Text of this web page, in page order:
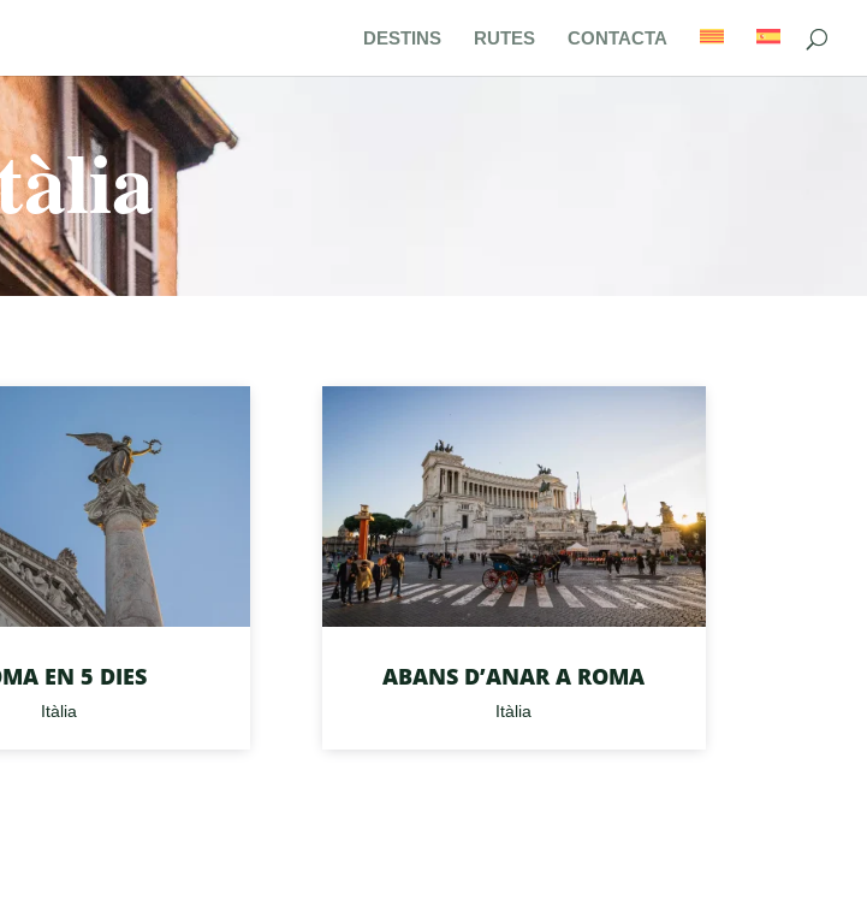
DESTINS RUTES CONTACTA
EN 5 DIES
Itàlia
ABANS D’ANAR A ROMA
Itàlia